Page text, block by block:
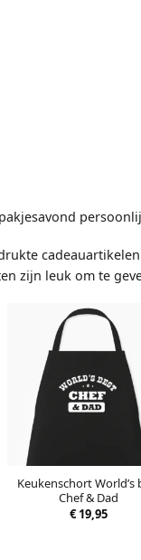
zijn leuk om te
Keukenschort World’s
Chef & Dad
€19,95